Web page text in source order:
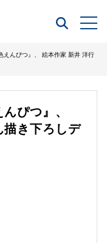
えんぴつ』、 絵本作家 新井 洋行
ぴつ』、
き下ろしデ